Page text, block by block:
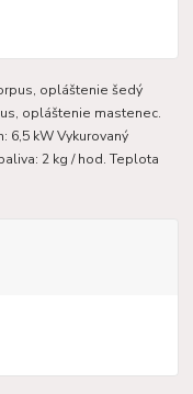
opláštenie šedý
opláštenie mastenec.
6,5 kW Vykurovaný
2 kg / hod. Teplota